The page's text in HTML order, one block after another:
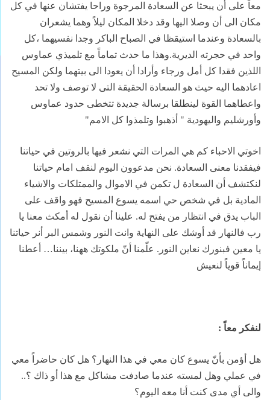
معاً على أن يبحثا عن السعادة المرجوة وراحا يفتشان عنها في كل
مكان الى أن وصلا اليها وقد دخلا المكان ليلاً وهما يشعران
بالسعادة وعندما استيقظا في الصباح الباكر وجدا نفسيهما ،كل
واحد في حجرته الديرية.وهذا ما حدث تماماً مع تلميذي عماوس
اللذين فقدا كل أمل ورجاء وأرادا أن يعودا الى بيتهما ولكن المسيح
اعادهما اليه حيث هو السعادة الحقيقة التى لا توصف ولا تحد
واعطاهما القوة لينطلقا برسالة جديدة تتخطى حدود عماوس
وأورشليم واليهودية " أذهبوا وتلمذوا كل الامم"
اخوتي الاحباء كم هي المرات التي نشعر فيها بالروتين في حياتنا
فيفقدنا معنى السعادة. نحن مدعوون اليوم لنقف امام حياتنا
لنكتشف أن السعادة ل تكمن في الاموال والممتلكات والاشياء
المادية بل في شخص حي اسمه يسوع المسيح فهو واقف على
الباب يدق في انتظار من يفتح له. علينا أن نقول له أمكث معنا يا
رب فالنهار قد أوشك على النهاية وانت النور وشمس البر أنر حياتنا
يا معين فبنورك نعاين النور. علّمنا أنّ ملكوتك ههنا، بيننا… أعطنا
إيماناً قوياً لنعيش
لنفكر معاً :
هل أؤمن بأنّ يسوع كان معي في هذا النهار؟ هل كان حاضراً معي
في عملي وهل لمسته عندما صادفت مشاكل مع هذا أو ذاك ؟..
والى أي مدى كنت أنا معه اليوم؟